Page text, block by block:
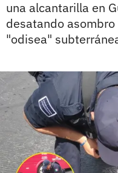
una alcantarilla en
desatando
"odisea"